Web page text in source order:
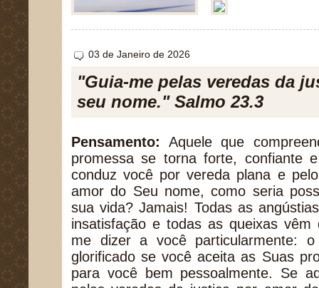
03 de Janeiro de 2026
"Guia-me pelas veredas da
seu nome." Salmo 23.3
Pensamento: Aquele que
promessa se torna forte, confiante
conduz você por vereda plana e
amor do Seu nome, como seria
sua vida? Jamais! Todas as
insatisfação e todas as queixas vêm
me dizer a você particularmente:
glorificado se você aceita as Suas
para você bem pessoalmente. Se